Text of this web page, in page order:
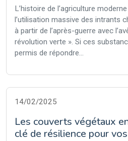
L’histoire de l’agriculture
l’utilisation massive des intrants
à partir de l’après-guerre avec
révolution verte ». Si ces
permis de répondre...
14/02/2025
Les couverts végétaux
clé de résilience pour